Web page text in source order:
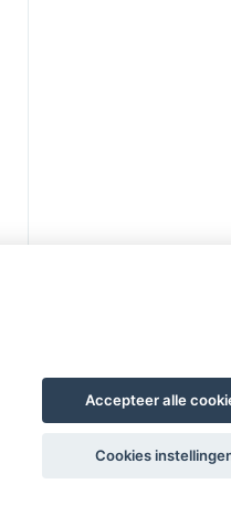
Accepteer alle
Cookies